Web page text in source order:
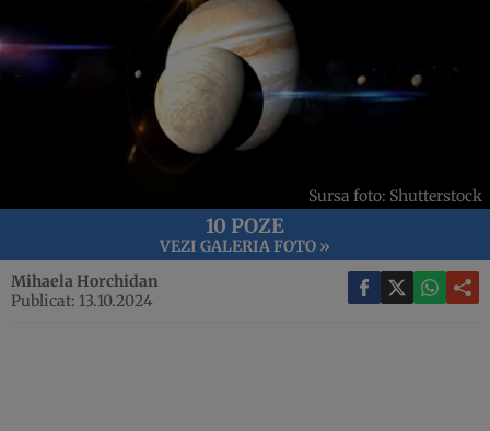
Sursa foto: Shutterstock
10 POZE
VEZI GALERIA FOTO »
Mihaela Horchidan
Publicat: 13.10.2024